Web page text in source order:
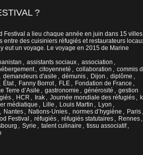
?
Festival a lieu chaque année en juin dans 15 villes
des cuisiniers réfugiés et restaurateurs
eut un voyage. Le voyage en 2015 de Marine
, assistants sociaux , association ,
, citoyenneté , collaboration , commis
, demandeurs d'asile , démunis , Dijon , diplôme ,
, État , Fanny Borrot , FLE , Fondation de France ,
Terre d’Asile , gastronomie , générosité , gestion
, HCR , Irak , Journée mondiale des réfugiés ,
médiatique , Lille , Louis Martin , Lyon ,
, Nantes , Nations-Unies , normes d’hygiène , Paris ,
Festival , réfugiés , réfugiés statutaires , Rennes ,
, Syrie , talent culinaire , tissu associatif ,